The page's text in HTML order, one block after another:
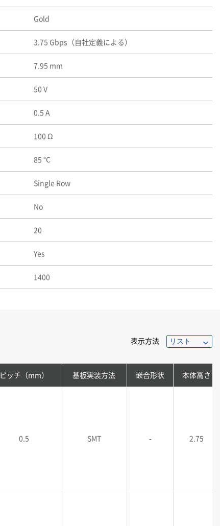
Gold
3.75 Gbps（自社定義による）
7.95 mm
50 V
0.5 A
100 Ω
85 ℃
Single Row
No
20
Yes
1400
表示方法
ピッチ（mm） 基板実装方法 嵌合形状 本体高さ
0.5 SMT - 2.75